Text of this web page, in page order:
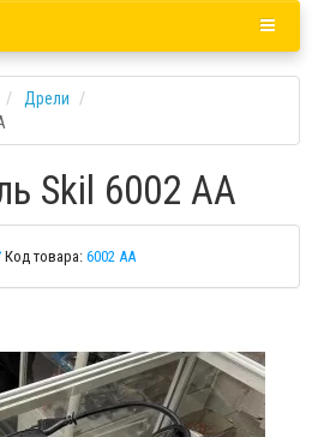
Дрели
Skil 6002 AA
Код товара: 6002 AA